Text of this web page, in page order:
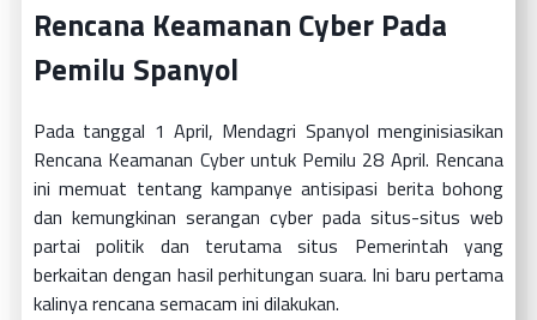
Rencana Keamanan Cyber Pada
Pemilu Spanyol
Pada tanggal 1 April, Mendagri Spanyol menginisiasikan
Rencana Keamanan Cyber untuk Pemilu 28 April. Rencana
ini memuat tentang kampanye antisipasi berita bohong
dan kemungkinan serangan cyber pada situs-situs web
partai politik dan terutama situs Pemerintah yang
berkaitan dengan hasil perhitungan suara. Ini baru pertama
kalinya rencana semacam ini dilakukan.